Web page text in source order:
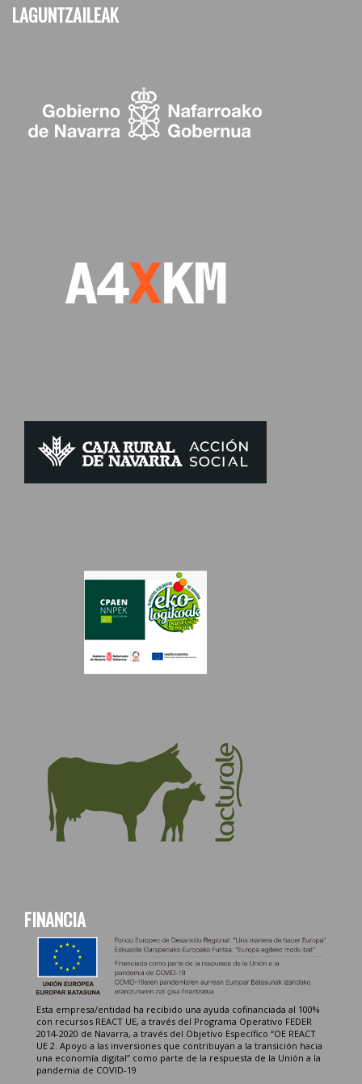
LAGUNTZAILEAK
FINANCIA
Esta empresa/entidad ha recibido una ayuda cofinanciada al 100%
con recursos REACT UE, a través del Programa Operativo FEDER
2014-2020 de Navarra, a través del Objetivo Específico “OE REACT
UE 2. Apoyo a las inversiones que contribuyan a la transición hacia
una economía digital” como parte de la respuesta de la Unión a la
pandemia de COVID-19